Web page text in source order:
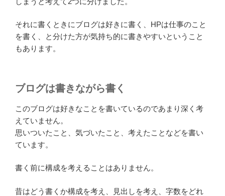
それに書くときにブログは好きに書く、HPは仕事のこと
を書く、と分けた方が気持ち的に書きやすいということ
もあります。
ブログは書きながら書く
このブログは好きなことを書いているのであまり深く考
えていません。
思いついたこと、気づいたこと、考えたことなどを書い
ています。
書く前に構成を考えることはありません。
昔はどう書くか構成を考え、見出しを考え、字数をどれ